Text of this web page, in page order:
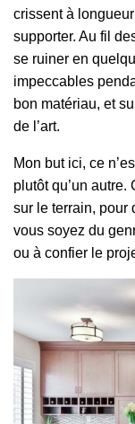
crissent à
supporter. Au fil
se ruiner en
impeccables
bon matériau, et
de l’art.
Mon but ici, ce
plutôt qu’un autre.
sur le terrain, pour
vous soyez du
ou à confier le